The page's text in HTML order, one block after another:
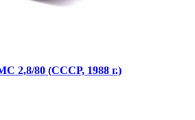
2,8/80 (СССР, 1988 г.)